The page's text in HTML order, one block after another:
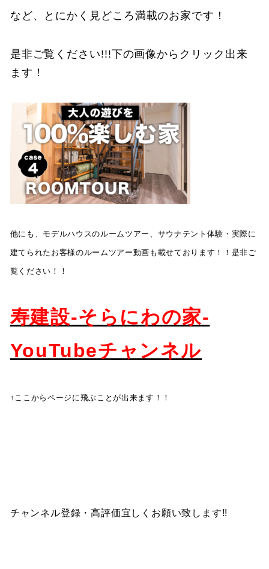
など、とにかく見どころ満載のお家です！
是非ご覧ください!!!下の画像からクリック出来
ます！
他にも、モデルハウスのルームツアー、サウナテント体験・実際に
建てられたお客様のルームツアー動画も載せております！！是非ご
覧ください！！
寿建設-そらにわの家-
YouTubeチャンネル
↑ここからページに飛ぶことが出来ます！！
チャンネル登録・高評価宜しくお願い致します!!